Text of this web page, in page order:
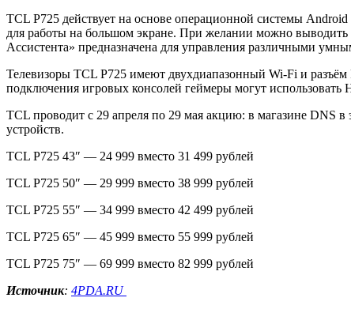
TCL P725 действует на основе операционной системы
для работы на большом экране. При желании можно выводить
Ассистента» предназначена для управления различными
Телевизоры TCL P725 имеют двухдиапазонный Wi-Fi и
подключения игровых консолей геймеры могут использовать
TCL проводит с 29 апреля по 29 мая акцию: в магазине DNS
устройств.
TCL P725 43″ — 24 999 вместо 31 499 рублей
TCL P725 50″ — 29 999 вместо 38 999 рублей
TCL P725 55″ — 34 999 вместо 42 499 рублей
TCL P725 65″ — 45 999 вместо 55 999 рублей
TCL P725 75″ — 69 999 вместо 82 999 рублей
Источник: 4PDA.RU